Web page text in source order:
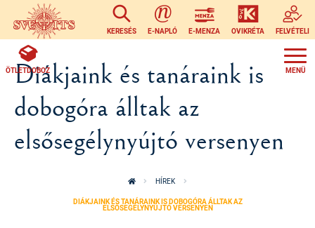
Ugrás a tartalomra
KERESÉS E-NAPLÓ E-MENZA OVIKRÉTA FELVÉTELI
ÖTLETDOBOZ
Diákjaink és tanáraink is
dobogóra álltak az
elsősegélynyújtó versenyen
HÍREK
DIÁKJAINK ÉS TANÁRAINK IS DOBOGÓRA ÁLLTAK AZ
ELSŐSEGÉLYNYÚJTÓ VERSENYEN